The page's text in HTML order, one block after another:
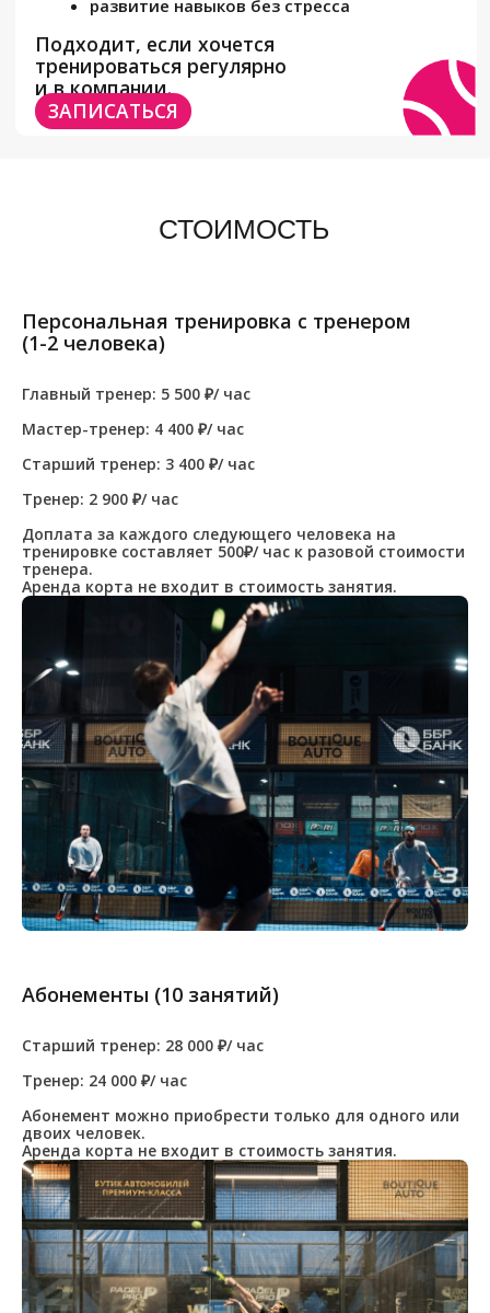
Персональная тренировка с тренером
(1-2 человека)
Главный тренер: 5 500 ₽/ час
Мастер-тренер: 4 400 ₽/ час
Старший тренер: 3 400 ₽/ час
Тренер: 2 900 ₽/ час
Доплата за каждого следующего человека на
тренировке составляет 500₽/ час к разовой стоимости
тренера.
Аренда корта не входит в стоимость занятия.
Абонементы (10 занятий)
Старший тренер: 28 000 ₽/ час
Тренер: 24 000 ₽/ час
Абонемент можно приобрести только для одного или
двоих человек.
Аренда корта не входит в стоимость занятия.